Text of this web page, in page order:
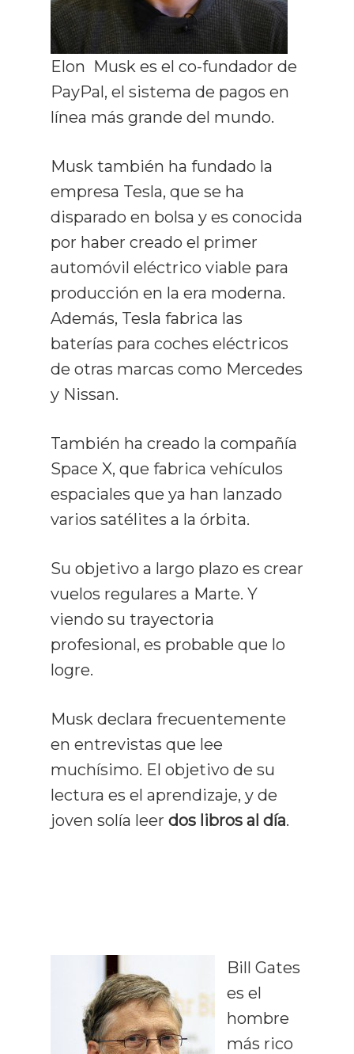
Elon Musk es el co-fundador de
PayPal, el sistema de pagos en
línea más grande del mundo.
Musk también ha fundado la
empresa Tesla, que se ha
disparado en bolsa y es conocida
por haber creado el primer
automóvil eléctrico viable para
producción en la era moderna.
Además, Tesla fabrica las
baterías para coches eléctricos
de otras marcas como Mercedes
y Nissan.
También ha creado la compañía
Space X, que fabrica vehículos
espaciales que ya han lanzado
varios satélites a la órbita.
Su objetivo a largo plazo es crear
vuelos regulares a Marte. Y
viendo su trayectoria
profesional, es probable que lo
logre.
Musk declara frecuentemente
en entrevistas que lee
muchísimo. El objetivo de su
lectura es el aprendizaje, y de
joven solía leer dos libros al día.
Bill Gates
es el
hombre
más rico